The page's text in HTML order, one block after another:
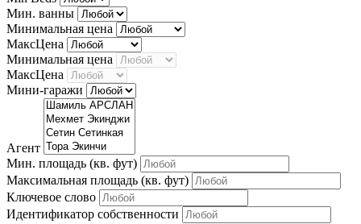
Мин. ванны
Минимальная цена
МаксЦена
Минимальная цена
МаксЦена
Мини-гаражи
Агент
Мин. площадь (кв. фут)
Максимальная площадь (кв. фут)
Ключевое слово
Идентификатор собственности